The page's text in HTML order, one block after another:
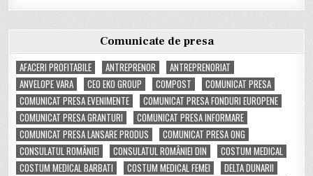
Comunicate de presa
AFACERI PROFITABILE
ANTREPRENOR
ANTREPRENORIAT
ANVELOPE VARA
CEO EKO GROUP COMPOST
COMUNICAT PRESA
COMUNICAT PRESA EVENIMENTE
COMUNICAT PRESA FONDURI EUROPENE
COMUNICAT PRESA GRANTURI
COMUNICAT PRESA INFORMARE
COMUNICAT PRESA LANSARE PRODUS
COMUNICAT PRESA ONG
CONSULATUL ROMÂNIEI
CONSULATUL ROMÂNIEI DIN
COSTUM MEDICAL
COSTUM MEDICAL BARBATI
COSTUM MEDICAL FEMEI
DELTA DUNARII